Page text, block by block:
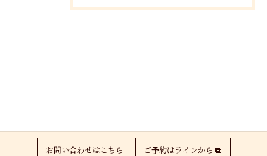
お問い合わせはこちら ご予約はラインから